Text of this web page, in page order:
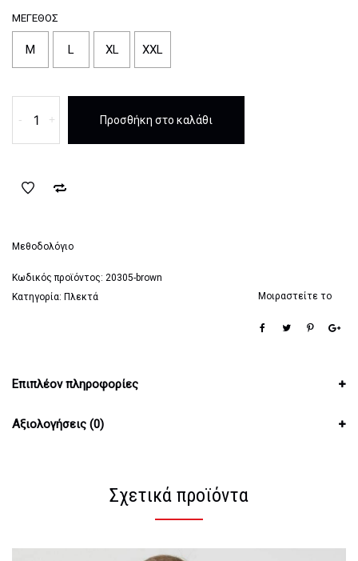
ΜΈΓΕΘΟΣ
M L XL XXL
-
Zen
And
Καφέ
+ Προσθήκη στο καλάθι
Μεθοδολόγιο
Κωδικός προϊόντος: 20305-brown
Κατηγορία: Πλεκτά Μοιραστείτε το
Επιπλέον πληροφορίες
Αξιολογήσεις (0)
Σχετικά προϊόντα